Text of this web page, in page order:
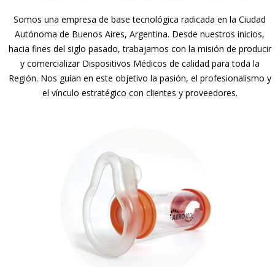
Somos una empresa de base tecnológica radicada en la Ciudad
Autónoma de Buenos Aires, Argentina. Desde nuestros inicios,
hacia fines del siglo pasado, trabajamos con la misión de producir
y comercializar Dispositivos Médicos de calidad para toda la
Región. Nos guían en este objetivo la pasión, el profesionalismo y
el vínculo estratégico con clientes y proveedores.